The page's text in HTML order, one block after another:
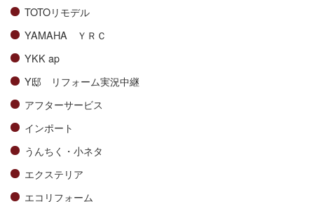
TOTOリモデル
YAMAHA ＹＲＣ
YKK ap
Y邸 リフォーム実況中継
アフターサービス
インポート
うんちく・小ネタ
エクステリア
エコリフォーム